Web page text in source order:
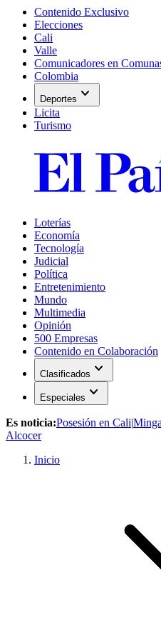
Contenido Exclusivo
Elecciones
Cali
Valle
Comunicadores en
Colombia
Deportes expand_more
Licita
Turismo
Loterías
Economía
Tecnología
Judicial
Política
Entretenimiento
Mundo
Multimedia
Opinión
500 Empresas
Contenido en Colaboración
Clasificados expand_more
Especiales expand_more
Es noticia:Posesión en Cali|
Alcocer
Inicio